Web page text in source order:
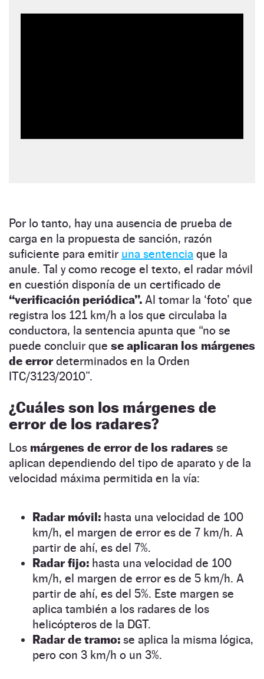
Por lo tanto, hay una ausencia de prueba de
carga en la propuesta de sanción, razón
suficiente para emitir una sentencia que la
anule. Tal y como recoge el texto, el radar móvil
en cuestión disponía de un certificado de
“verificación periódica”. Al tomar la ‘foto’ que
registra los 121 km/h a los que circulaba la
conductora, la sentencia apunta que “no se
puede concluir que se aplicaran los márgenes
de errordeterminados en la Orden
ITC/3123/2010”.
¿Cuáles son los márgenes de
error de los radares?
Los márgenes de error de los radares se
aplican dependiendo del tipo de aparato y de la
velocidad máxima permitida en la vía:
Radar móvil: hasta una velocidad de 100
km/h, el margen de error es de 7 km/h. A
partir de ahí, es del 7%.
Radar fijo: hasta una velocidad de 100
km/h, el margen de error es de 5 km/h. A
partir de ahí, es del 5%. Este margen se
aplica también a los radares de los
helicópteros de la DGT.
Radar de tramo: se aplica la misma lógica,
pero con 3 km/h o un 3%.